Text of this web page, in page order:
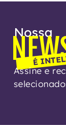
Nossa
É
Assine e